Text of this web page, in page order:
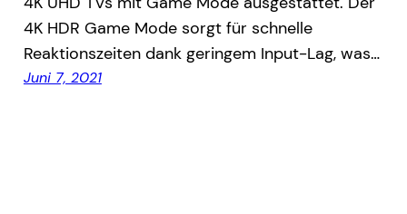
4K HDR Game Mode sorgt für schnelle
Reaktionszeiten dank geringem Input-Lag, was…
Juni 7, 2021